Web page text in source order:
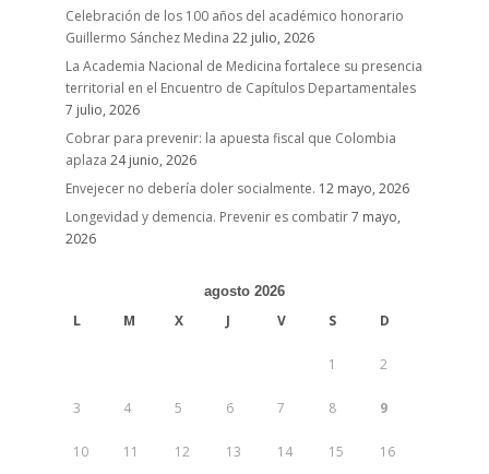
Celebración de los 100 años del académico honorario
Guillermo Sánchez Medina 22 julio, 2026
La Academia Nacional de Medicina fortalece su presencia
territorial en el Encuentro de Capítulos Departamentales
7 julio, 2026
Cobrar para prevenir: la apuesta fiscal que Colombia
aplaza 24 junio, 2026
Envejecer no debería doler socialmente. 12 mayo, 2026
Longevidad y demencia. Prevenir es combatir7 mayo,
2026
agosto 2026
L M X J V S D
1 2
3 4 5 6 7 8 9
10 11 12 13 14 15 16